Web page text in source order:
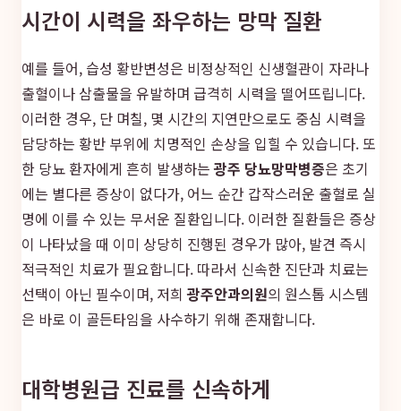
시간이 시력을 좌우하는 망막 질환
예를 들어, 습성 황반변성은 비정상적인 신생혈관이 자라나
출혈이나 삼출물을 유발하며 급격히 시력을 떨어뜨립니다.
이러한 경우, 단 며칠, 몇 시간의 지연만으로도 중심 시력을
담당하는 황반 부위에 치명적인 손상을 입힐 수 있습니다. 또
한 당뇨 환자에게 흔히 발생하는광주 당뇨망막병증은 초기
에는 별다른 증상이 없다가, 어느 순간 갑작스러운 출혈로 실
명에 이를 수 있는 무서운 질환입니다. 이러한 질환들은 증상
이 나타났을 때 이미 상당히 진행된 경우가 많아, 발견 즉시
적극적인 치료가 필요합니다. 따라서 신속한 진단과 치료는
선택이 아닌 필수이며, 저희광주안과의원의 원스톱 시스템
은 바로 이 골든타임을 사수하기 위해 존재합니다.
대학병원급 진료를 신속하게